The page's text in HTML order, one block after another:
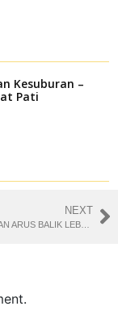
Kesuburan –
Pati
NEXT
TIPS KESEHATAN ARUS BALIK LEBARAN 2026